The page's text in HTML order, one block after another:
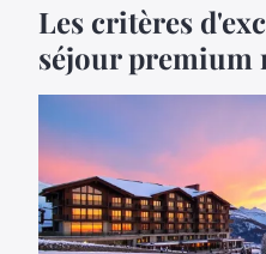
Les critères
séjour premium